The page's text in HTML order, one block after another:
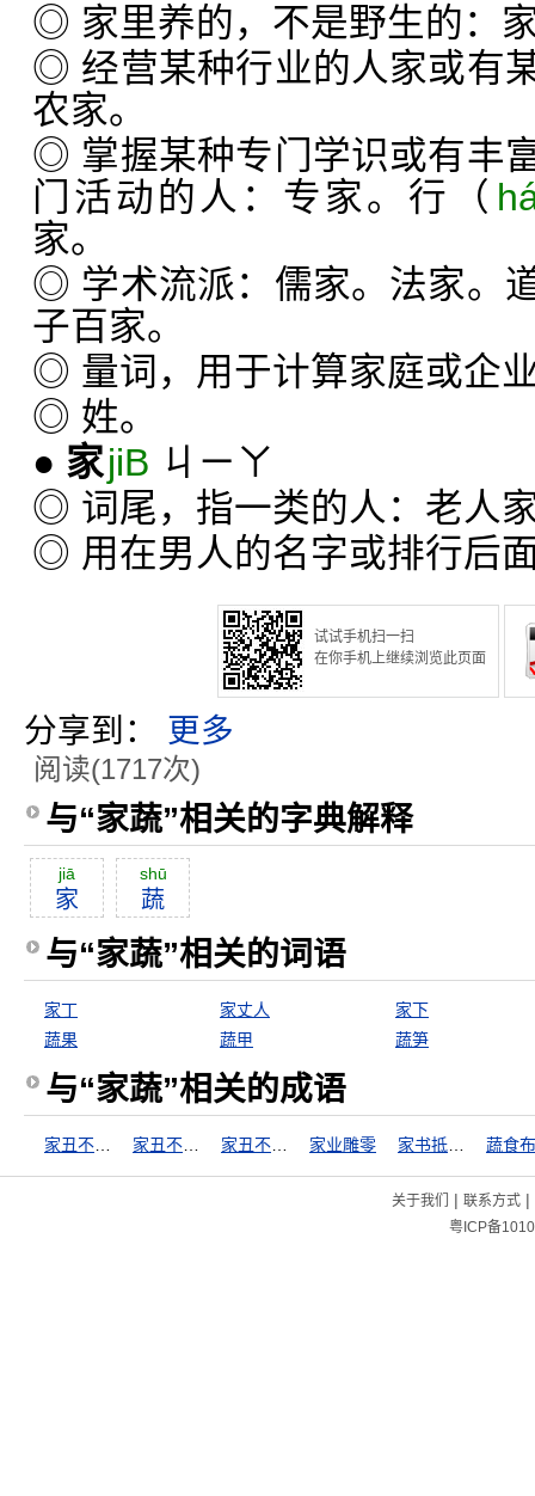
◎ 家里养的，不是野生的：
◎ 经营某种行业的人家或有
农家。
◎ 掌握某种专门学识或有丰
门活动的人：专家。行（
家。
◎ 学术流派：儒家。法家。
子百家。
◎ 量词，用于计算家庭或企
◎ 姓。
● 家jiB ㄐㄧㄚ
◎ 词尾，指一类的人：老人
◎ 用在男人的名字或排行后
试试手机扫一扫
在你手机上继续浏览此页面
分享到： 更多
阅读(1717次)
与“家蔬”相关的字典解释
jiā
家
shū
蔬
与“家蔬”相关的词语
家丁 家丈人
家下
蔬果
蔬甲 蔬笋
与“家蔬”相关的成语
家业雕零 蔬食
关于我们 | 联系方式|
粤ICP备